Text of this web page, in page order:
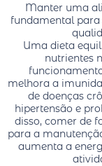
Manter uma
fundamental
Uma dieta
nutrientes
melhora a
de doenças
hipertensão e
disso, comer de
para a
aumenta a